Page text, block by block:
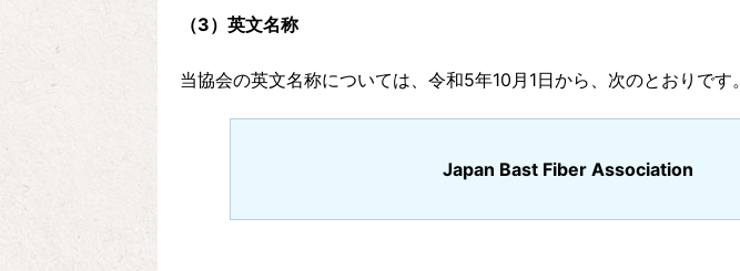
（3）英文名称
当協会の英文名称については、令和5年10月1日から、次のとおりです。
Japan Bast Fiber Association